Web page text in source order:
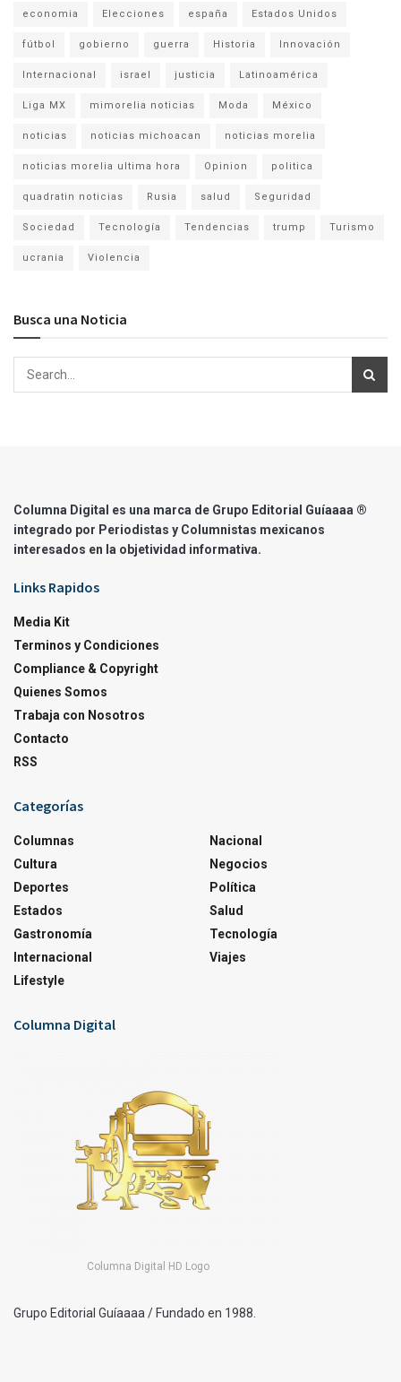
economia Elecciones españa Estados Unidos
fútbol gobierno guerra Historia Innovación
Internacional israel justicia Latinoamérica
Liga MX mimorelia noticias Moda México
noticias noticias michoacan noticias morelia
noticias morelia ultima hora Opinion politica
quadratin noticias Rusia salud Seguridad
Sociedad Tecnología Tendencias trump Turismo
ucrania Violencia
Busca una Noticia
Columna Digital es una marca de Grupo Editorial Guíaaaa ®
integrado por Periodistas y Columnistas mexicanos
interesados en la objetividad informativa.
Links Rapidos
Media Kit
Terminos y Condiciones
Compliance & Copyright
Quienes Somos
Trabaja con Nosotros
Contacto
RSS
Categorías
Columnas
Cultura
Deportes
Estados
Gastronomía
Internacional
Lifestyle
Nacional
Negocios
Política
Salud
Tecnología
Viajes
Columna Digital
Columna Digital HD Logo
Grupo Editorial Guíaaaa / Fundado en 1988.